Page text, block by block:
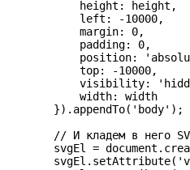
            height: height,
            left: -10000,
            margin: 0,
            padding: 0,
position:
            top: -10000,
visibility:
            width: width
        }).appendTo('body');
// И кладем в него
svgEl =